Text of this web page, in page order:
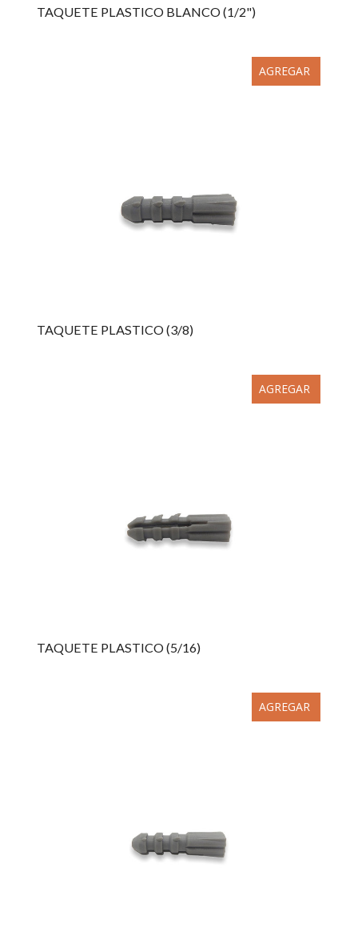
TAQUETE PLASTICO BLANCO (1/2")
AGREGAR
TAQUETE PLASTICO (3/8)
AGREGAR
TAQUETE PLASTICO (5/16)
AGREGAR